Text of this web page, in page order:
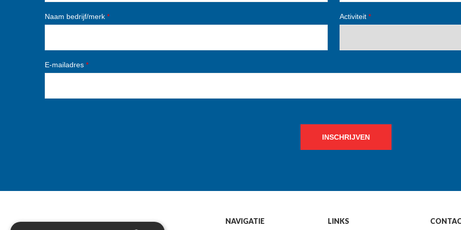
Naam bedrijf/merk * Activiteit*
E-mailadres *
INSCHRIJVEN
NAVIGATIE LINKS